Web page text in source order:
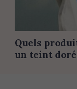
Quels
un teint